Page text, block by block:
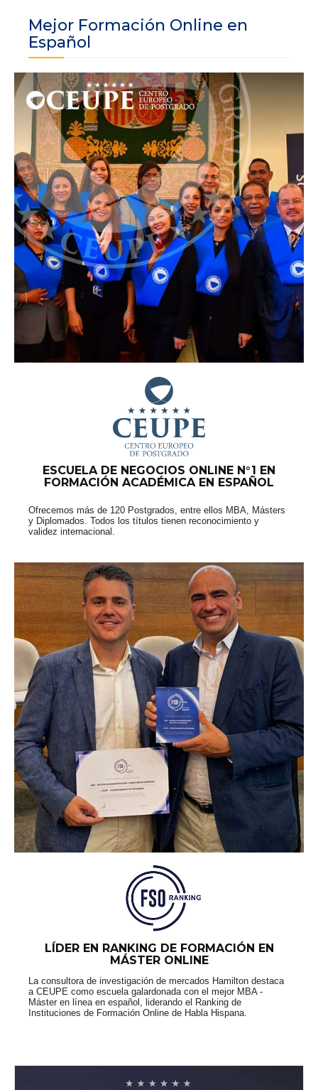
Mejor Formación Online en
Español
ESCUELA DE NEGOCIOS ONLINE N°1 EN
FORMACIÓN ACADÉMICA EN ESPAÑOL
Ofrecemos más de 120 Postgrados, entre ellos MBA, Másters
y Diplomados. Todos los títulos tienen reconocimiento y
validez internacional.
LÍDER EN RANKING DE FORMACIÓN EN
MÁSTER ONLINE
La consultora de investigación de mercados Hamilton destaca
a CEUPE como escuela galardonada con el mejor MBA -
Máster en línea en español, liderando el Ranking de
Instituciones de Formación Online de Habla Hispana.